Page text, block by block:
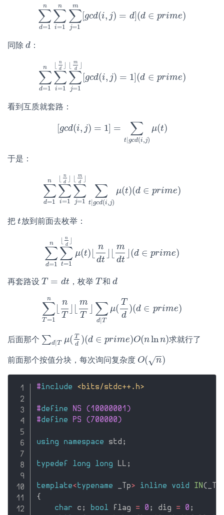
∑
d=1
n ∑
i=1
n ∑
j=1
m
[gcd(i, j) = d](d ∈ prime)
∑d 1n = n∑j=1m[ g cd (i,j )=d]( d∈prim e
同除 d
d ：
∑
d=1
n ∑
i=1
⌊
n
d
⌋
∑
j=1
⌊
m
d
⌋
[gcd(i, j) = 1](d ∈ prime)
∑d 1n i= nd⌋∑j=1⌊ md⌋ gc d(i j)=1](d ∈
看到互质就套路：
[gcd(i, j) = 1] = ∑
t| gcd(i,j)
μ(t)
[gcd(i, j) =1 ]= ∑t| d( (t)
于是：
∑
d=1
n ∑
i=1
⌊
n
d
⌋
∑
j=1
⌊
m
d
⌋
∑
t| gcd(i,j)
μ(t)(d ∈ prime)
∑d 1n i= d⌋ 1⌊md⌋∑t| gcd(i,j)μ(
把 t
t放到前面去枚举：
∑
d=1
n ∑
t=1
⌊
n
d
⌋
μ(t)⌊
n
dt
⌋ ⌊
m
dt
⌋(d ∈ prime)
∑d 1n ∑t=1⌊ nd⌋μ )⌊n t⌋⌊ mdt⌋(d∈pr
再套路设 T = dt
T=dt ，枚举 T
T 和 d
d
∑
T=1
n
n
T
m
T
∑
d |T
μ(
T
d
)(d ∈ prime)
∑ =1n T⌋⌊ T⌋ d|Tμ( Td)( d∈prime)
后面那个 ∑d| T μ( T
d )(d ∈ prime)
∑ d|Tμ (Td)( d∈pri me) O(nlnn)
O(nlnn) 求就行了
前面那个按值分块，每次询问复杂度 O( n
−
−
√ )
O(n)
#include <bits/stdc++.h>
#define NS (10000001)
#define PS (700000)
using namespace std ;
typedef long long LL ;
template<typename _Tp> inline void IN(_Tp
{
char c ; bool flag = 0 ; dig = 0 ;